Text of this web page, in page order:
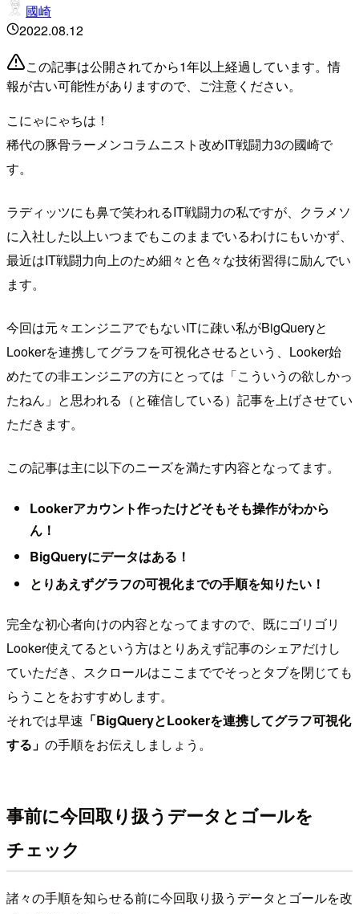
國崎
2022.08.12
この記事は公開されてから1年以上経過しています。情
報が古い可能性がありますので、ご注意ください。
こにゃにゃちは！
稀代の豚骨ラーメンコラムニスト改めIT戦闘力3の國崎で
す。
ラディッツにも鼻で笑われるIT戦闘力の私ですが、クラメソ
に入社した以上いつまでもこのままでいるわけにもいかず、
最近はIT戦闘力向上のため細々と色々な技術習得に励んでい
ます。
今回は元々エンジニアでもないITに疎い私がBigQueryと
Lookerを連携してグラフを可視化させるという、Looker始
めたての非エンジニアの方にとっては「こういうの欲しかっ
たねん」と思われる（と確信している）記事を上げさせてい
ただきます。
この記事は主に以下のニーズを満たす内容となってます。
Lookerアカウント作ったけどそもそも操作がわから
ん！
BigQueryにデータはある！
とりあえずグラフの可視化までの手順を知りたい！
完全な初心者向けの内容となってますので、既にゴリゴリ
Looker使えてるという方はとりあえず記事のシェアだけし
ていただき、スクロールはここまででそっとタブを閉じても
らうことをおすすめします。
それでは早速 「BigQueryとLookerを連携してグラフ可視化
する」 の手順をお伝えしましょう。
事前に今回取り扱うデータとゴールを
チェック
諸々の手順を知らせる前に今回取り扱うデータとゴールを改